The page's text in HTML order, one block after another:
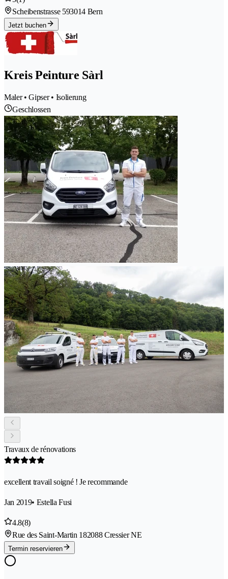
Scheibenstrasse 593014 Bern
Jetzt buchen
Kreis Peinture Sàrl
Maler • Gipser • Isolierung
Geschlossen
Travaux de rénovations
excellent travail soigné ! Je recommande
Jan 2019• Estella Fusi
4.8(8)
Rue des Saint-Martin 182088 Cressier NE
Termin reservieren